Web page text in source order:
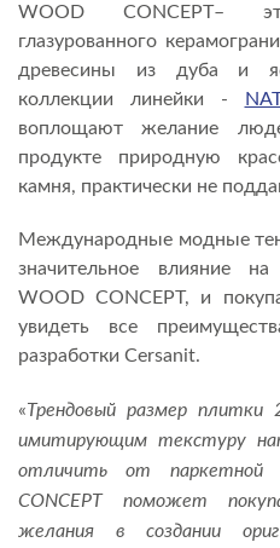
WOOD CONCEPT–
глазурованного
древесины из дуба и
коллекции линейки -
воплощают желание
продукте природную
камня, практически не
Международные модные
значительное влияние на
WOOD CONCEPT, и
увидеть все
разработки Cersanit.
«Трендовый размер
имитирующим текстуру
отличить от паркетной
CONCEPT поможет
желания в создании